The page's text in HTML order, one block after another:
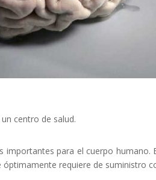
centro de salud.
importantes para el cuerpo
requiere de suministro